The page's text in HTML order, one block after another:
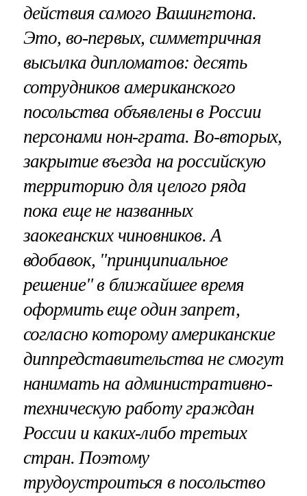
действия самого Вашингтона.
Это, во-первых, симметричная
высылка дипломатов: десять
сотрудников американского
посольства объявлены в России
персонами нон-грата. Во-вторых,
закрытие въезда на российскую
территорию для целого ряда
пока еще не названных
заокеанских чиновников. А
вдобавок, "принципиальное
решение" в ближайшее время
оформить еще один запрет,
согласно которому американские
диппредставительства не смогут
нанимать на административно-
техническую работу граждан
России и каких-либо третьих
стран. Поэтому
трудоустроиться в посольство